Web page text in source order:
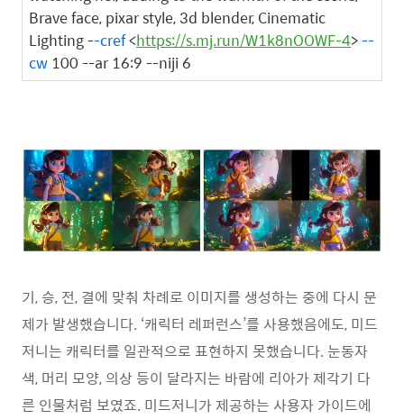
Brave face, pixar style, 3d blender, Cinematic
Lighting --cref<https://s.mj.run/W1k8nOOWF-4>--
cw 100 --ar 16:9 --niji 6
기, 승, 전, 결에 맞춰 차례로 이미지를 생성하는 중에 다시 문
제가 발생했습니다. ‘캐릭터 레퍼런스’를 사용했음에도, 미드
저니는 캐릭터를 일관적으로 표현하지 못했습니다. 눈동자
색, 머리 모양, 의상 등이 달라지는 바람에 리아가 제각기 다
른 인물처럼 보였죠. 미드저니가 제공하는 사용자 가이드에